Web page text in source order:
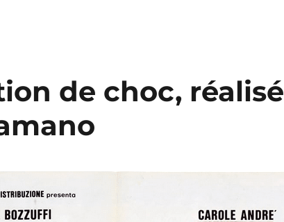
de choc, réalisé